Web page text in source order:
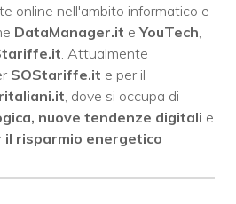
online nell'ambito informatico e
DataManager.it eYouTech,
. Attualmente
SOStariffe.it e per il
, dove si occupa di
nuove tendenze digitali e
il risparmio energetico